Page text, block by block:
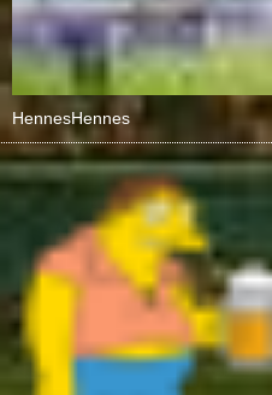
HennesHennes